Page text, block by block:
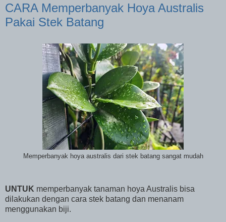
CARA Memperbanyak Hoya Australis
Pakai Stek Batang
Memperbanyak hoya australis dari stek batang sangat mudah
UNTUK memperbanyak tanaman hoya Australis bisa
dilakukan dengan cara stek batang dan menanam
menggunakan biji.